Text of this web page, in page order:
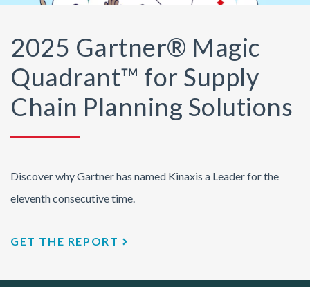
2025 Gartner® Magic
Quadrant™ for Supply
Chain Planning Solutions
Discover why Gartner has named Kinaxis a Leader for the
eleventh consecutive time.
GET THE REPORT